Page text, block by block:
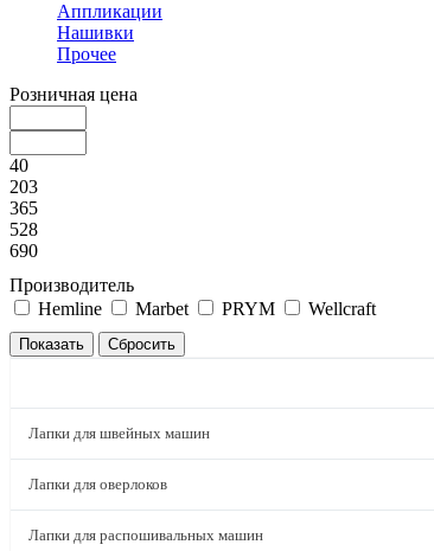
Аппликации
Нашивки
Прочее
Розничная цена
40
203
365
528
690
Производитель
Hemline
Marbet PRYM Wellcraft
Лапки для швейных машин
Лапки для оверлоков
Лапки для распошивальных машин